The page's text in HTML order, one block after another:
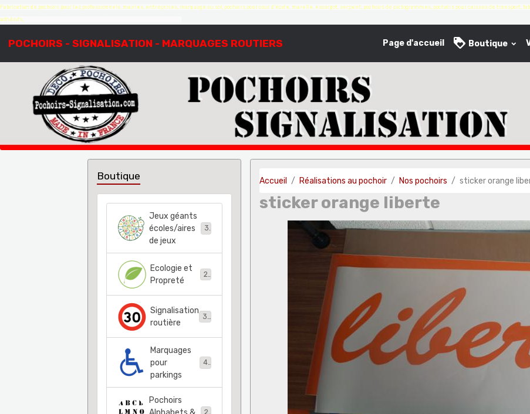
Fabrication de pochoirs pour les professionnels, mairies, entreprises, marquage au sol, pochoirs pour cour d'école, marelle, escargot, serpent, pochoirs de pictogrammes, pochoirs pour caisses de
adhésifs,
POCHOIRS - SIGNALISATION - MARQUAGES ROUTIERS Page d'accueil Boutique
Accueil Réalisations au pochoir Nos pochoirs sticker orange
sticker orange liberte
Boutique
Jeux géants
écoles/aires
de jeux
38
Ecologie et
Propreté
21
Signalisation
routière
36
Marquages
pour
parkings
48
Pochoirs